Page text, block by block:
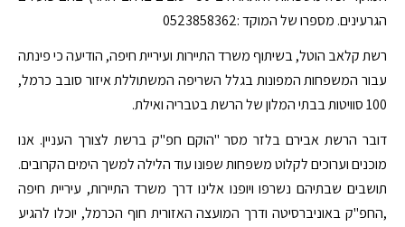
הגרעינים. מספרו של המוקד :0523858362
רשת קלאב הוטל, בשיתוף משרד התיירות ועיריית חיפה, הודיעה כי פינתה
עבור המשפחות המפונות בגלל השריפה המשתוללת איזור סובב כרמל,
100 סוויטות בבתי המלון של הרשת בטבריה ואילת.
דובר הרשת אבירם בלזר מסר "הוקם חפ"ק ברשת לצורך העניין. אנו
מוכנים וערוכים לקלוט משפחות שפונו עוד הלילה למשך הימים הקרובים.
תושבים שבתיהם נשרפו ויופנו אלינו דרך משרד התיירות, עיריית חיפה
,החפ"ק באוניברסיטה ודרך המועצה האזורית חוף הכרמל, יוכלו להגיע